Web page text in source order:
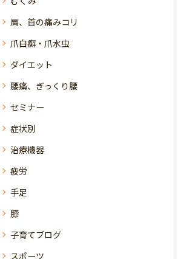
肩、首の痛みコリ
爪白癬・爪水虫
ダイエット
腰痛、ぎっくり腰
セミナー
症状別
治療機器
疲労
手足
膝
子育てブログ
スポーツ